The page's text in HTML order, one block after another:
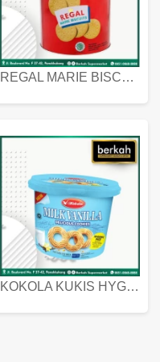
REGAL MARIE BISCUIT KALENG 550 GRAM
KOKOLA KUKIS HYGIENIC MILK VANILLA PACK 320 GR